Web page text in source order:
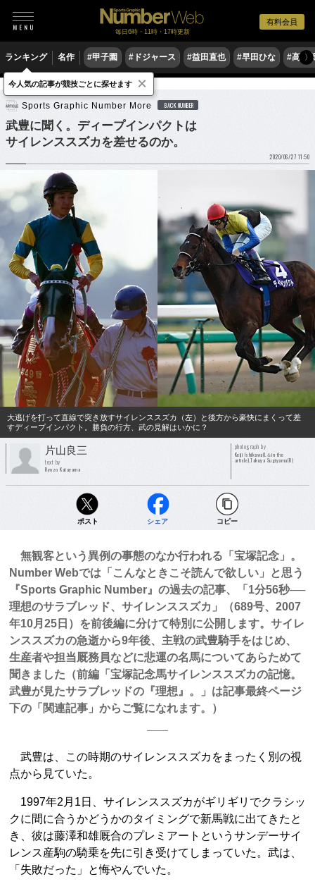
有料会員
毎日6時・11時・17時更新
ランキング 名作 #甲子園 #ドジャース #益田直也 #早田ひな #高木
〉
競馬
Sports Graphic Number More BACK NUMBER
武豊に聞く。ディープインパクトは
サイレンススズカを差せるのか。
2020/06/27 11:50
大逃げを打って直線で突き放すサイレンススズカ（左）と後方から豪快にまくって差
すディープインパクト。勝負の行方、武の見解はいかに？
片山良三
text by
Ryozo Katayama
photograph by
Keiji Ishikawa(L＆in the
article),Takuya Sugiyama(R)
ポスト シェア コピー
無観客という異例の事態のなか行われる「宝塚記念」。
Number Webでは「こんなときこそ読んで欲しい」と思う
『Sports Graphic Number』の過去の記事、「1分56秒──
理想のサラブレッド、サイレンススズカ」（689号、2007
年10月25日）を前後編に分けて特別に公開します。サイレ
ンススズカの急逝から9年後、主戦の武豊騎手をはじめ、
生産者や担当厩務員などに悲運の名馬についてあらためて
聞きました（前編「宝塚記念馬サイレンススズカの記憶。
武豊が見たサラブレッドの『理想』。」は記事最終ページ
下の「関連記事」からご覧になれます。）
武豊は、この時期のサイレンススズカをまったく別の視
点から見ていた。
1997年2月1日、サイレンススズカがギリギリでクラシッ
クに間に合うかどうかのタイミングで新馬戦に出てきたと
き、彼は藤澤和雄厩合のプレミアートというサンデーサイ
レンス産駒の騎乗を先に引き受けてしまっていた。武は、
「失敗だった」と悔やんでいた。
今人気の記事が競技ごとに探せます ×